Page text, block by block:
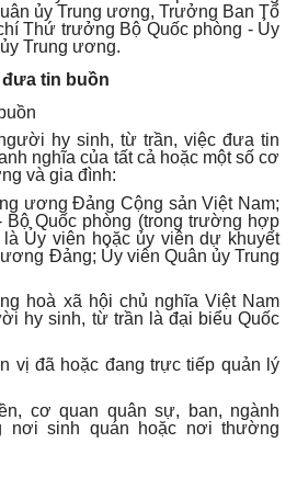
ủy Trung ương, Trưởng Ban Tổ
Thứ trưởng Bộ Quốc phòng - Ủy
Trung ương.
tin buồn
hy sinh, từ trần, việc đưa tin
nghĩa của tất cả hoặc một số cơ
và gia đình:
ương Đảng Cộng sản Việt Nam;
Bộ Quốc phòng (trong trường hợp
Ủy viên hoặc ủy viên dự khuyết
Đảng; Ủy viên Quân ủy Trung
hoà xã hội chủ nghĩa Việt Nam
hy sinh, từ trần là đại biểu Quốc
vị đã hoặc đang trực tiếp quản lý
cơ quan quân sự, ban, ngành
nơi sinh quán hoặc nơi thường